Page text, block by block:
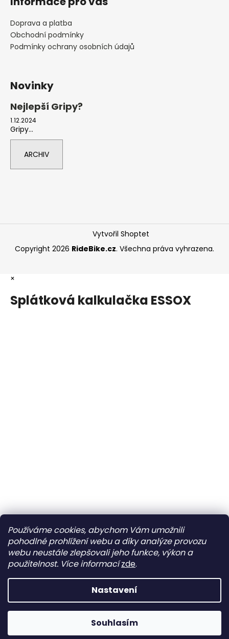
Používáme cookies, abychom Vám umožnili
pohodlné prohlížení webu a díky analýze provozu
webu neustále zlepšovali jeho funkce, výkon a
použitelnost. Více informací zde.
Nastavení
Souhlasím
Máme stále otevřeno 😊 Google aktuálně chybně zobrazuje
Doprava a platba
Obchodní podmínky
Podmínky ochrany osobních údajů
Novinky
Nejlepší Gripy?
1.12.2024
Gripy...
ARCHIV
Vytvořil Shoptet
Copyright 2026 RideBike.cz. Všechna práva vyhrazena.
×
Splátková kalkulačka ESSOX